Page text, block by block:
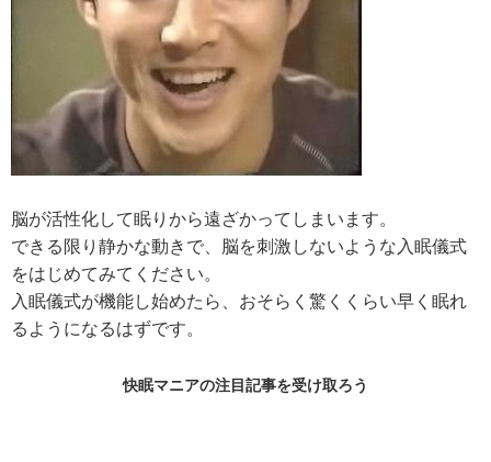
脳が活性化して眠りから遠ざかってしまいます。
できる限り静かな動きで、脳を刺激しないような入眠儀式
をはじめてみてください。
入眠儀式が機能し始めたら、おそらく驚くくらい早く眠れ
るようになるはずです。
快眠マニアの注目記事を受け取ろう